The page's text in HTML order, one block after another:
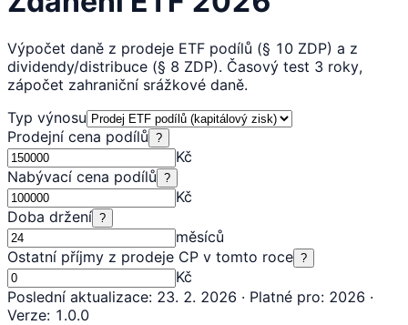
Výpočet daně z prodeje ETF podílů (§ 10 ZDP) a z
dividendy/distribuce (§ 8 ZDP). Časový test 3 roky,
zápočet zahraniční srážkové daně.
Typ výnosu
Prodejní cena podílů ?
Kč
Nabývací cena podílů ?
Kč
Doba držení ?
měsíců
Ostatní příjmy z prodeje CP v tomto roce ?
Kč
Poslední aktualizace: 23. 2. 2026 · Platné pro: 2026 ·
Verze: 1.0.0